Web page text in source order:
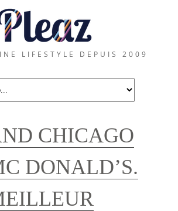
LIFESTYLE DEPUIS 2009
CHICAGO
DONALD’S.